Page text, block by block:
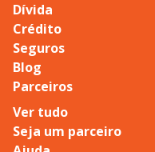
Dívida
Crédito
Seguros
Blog
Parceiros
Ver tudo
Seja um parceiro